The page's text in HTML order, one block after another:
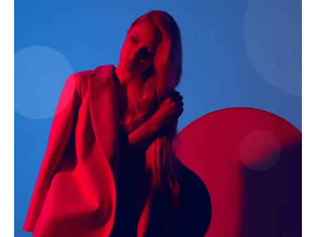
AIN NEWS 1
Contact Us
Privacy Policy
Terms of Use Agreement
Facebook
X WhatsApp
Share